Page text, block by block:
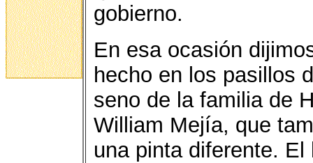
gobierno.
En esa ocasión
hecho en los pasillos
seno de la familia de
William Mejía, que
una pinta diferente.